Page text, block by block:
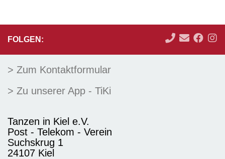
FOLGEN:
> Zum Kontaktformular
> Zu unserer App - TiKi
Tanzen in Kiel e.V.
Post - Telekom - Verein
Suchskrug 1
24107 Kiel